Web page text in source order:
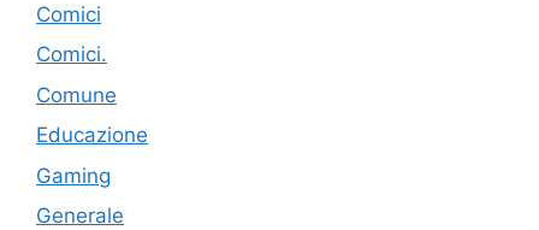
Comici
Comici.
Comune
Educazione
Gaming
Generale